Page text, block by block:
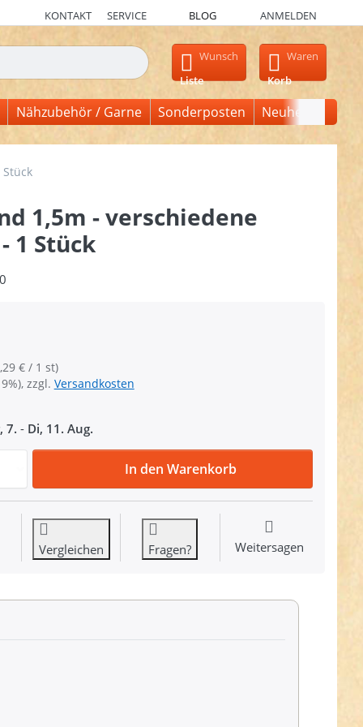
KONTAKT SERVICE BLOG ANMELDEN
erscheinen automatisch erste Ergebnisse. Drücken Sie die
Wunsch
Liste
Waren
Korb
Nähzubehör / Garne Sonderposten Neuheiten
1,5m - verschiedene
1 Stück
€ / 1 st)
zzgl. Versandkosten
7. - Di, 11. Aug.
Maßband 1,5m - verschiedene Farben - 1 Stück zu 1,29 €,
In den Warenkorb
Vergleichen Fragen? Weitersagen